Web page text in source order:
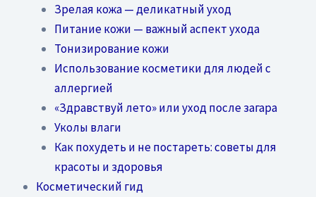
Зрелая кожа — деликатный уход
Питание кожи — важный аспект ухода
Тонизирование кожи
Использование косметики для людей с
аллергией
«Здравствуй лето» или уход после загара
Уколы влаги
Как похудеть и не постареть: советы для
красоты и здоровья
Косметический гид